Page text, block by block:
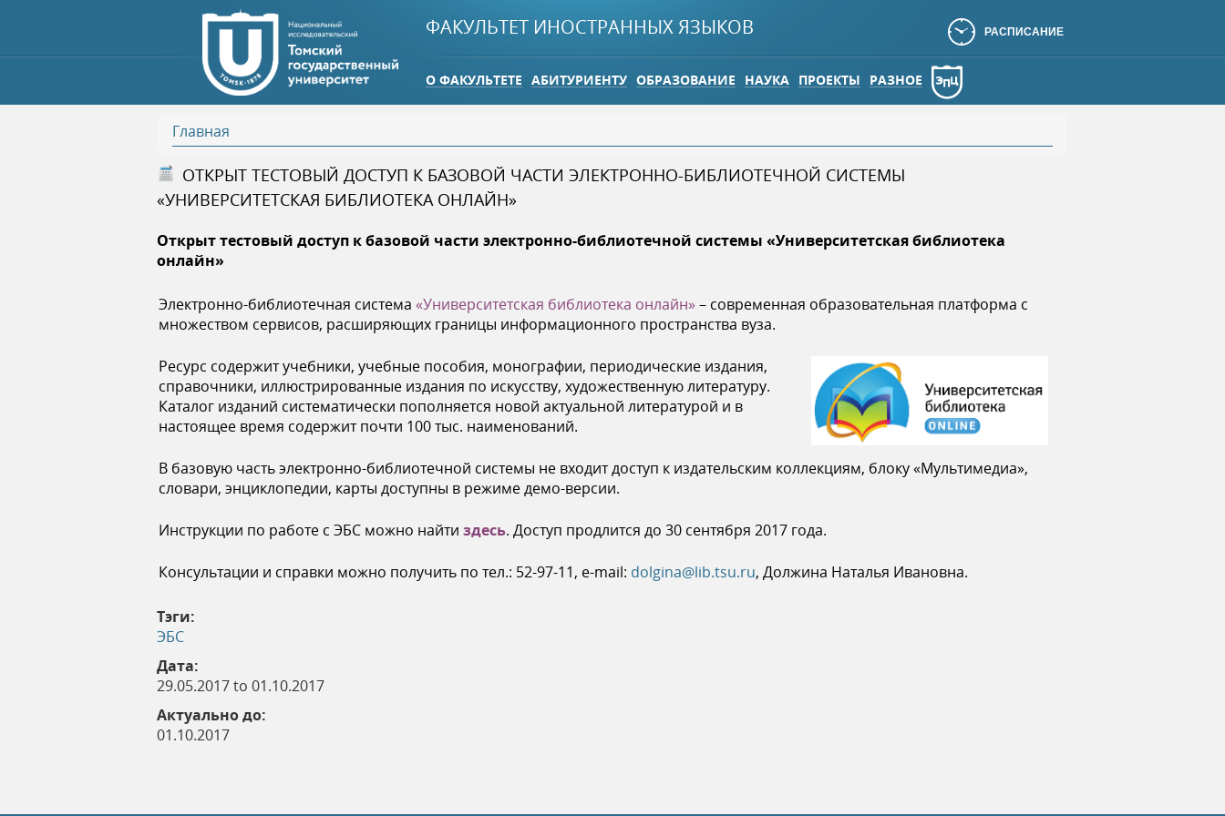
ФАКУЛЬТЕТ ИНОСТРАННЫХ ЯЗЫКОВ РАСПИСАНИЕ
О ФАКУЛЬТЕТЕ АБИТУРИЕНТУ ОБРАЗОВАНИЕ НАУКА ПРОЕКТЫ РАЗНОЕ
В
ы
з
д
е
с
ь
Главная
ОТКРЫТ ТЕСТОВЫЙ ДОСТУП К БАЗОВОЙ ЧАСТИ ЭЛЕКТРОННО-БИБЛИОТЕЧНОЙ СИСТЕМЫ
«УНИВЕРСИТЕТСКАЯ БИБЛИОТЕКА ОНЛАЙН»
Открыт тестовый доступ к базовой части электронно-библиотечной системы «Университетская библиотека
онлайн»
Электронно-библиотечная система «Университетская библиотека онлайн»– современная образовательная платформа с
множеством сервисов, расширяющих границы информационного пространства вуза.
Ресурс содержит учебники, учебные пособия, монографии, периодические издания,
справочники, иллюстрированные издания по искусству, художественную литературу.
Каталог изданий систематически пополняется новой актуальной литературой и в
настоящее время содержит почти 100 тыс. наименований.
В базовую часть электронно-библиотечной системы не входит доступ к издательским коллекциям, блоку «Мультимедиа»,
словари, энциклопедии, карты доступны в режиме демо-версии.
Инструкции по работе с ЭБС можно найти здесь. Доступ продлится до 30 сентября 2017 года.
Консультации и справки можно получить по тел.: 52-97-11, e-mail: dolgina@lib.tsu.ru, Должина Наталья Ивановна.
Тэги:
ЭБС
Дата:
29.05.2017to 01.10.2017
Актуально до:
01.10.2017